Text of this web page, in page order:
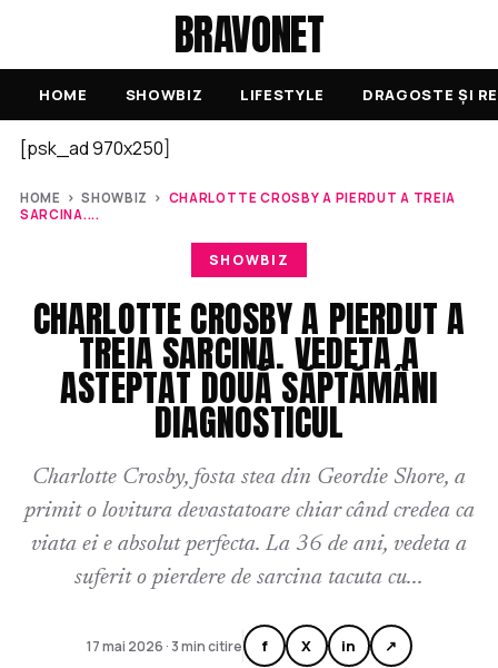
BRAVONET
HOME SHOWBIZ LIFESTYLE DRAGOSTE ȘI
[psk_ad 970x250]
HOME ›SHOWBIZ › CHARLOTTE CROSBY A PIERDUT A TREIA
SARCINA....
SHOWBIZ
CHARLOTTE CROSBY A PIERDUT A
TREIA SARCINA. VEDETA A
ASTEPTAT DOUĂ SĂPTĂMÂNI
DIAGNOSTICUL
Charlotte Crosby, fosta stea din Geordie Shore, a
primit o lovitura devastatoare chiar când credea ca
viata ei e absolut perfecta. La 36 de ani, vedeta a
suferit o pierdere de sarcina tacuta cu...
17 mai 2026 · 3 min citire f X in ↗